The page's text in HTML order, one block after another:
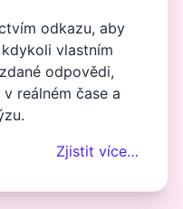
odkazu, aby
vlastním
odpovědi,
reálném čase a
Zjistit více…